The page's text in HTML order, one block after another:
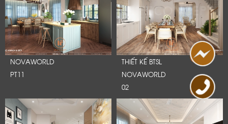
NOVAWORLD
PT11
THIẾT KẾ BTSL
NOVAWORLD
02